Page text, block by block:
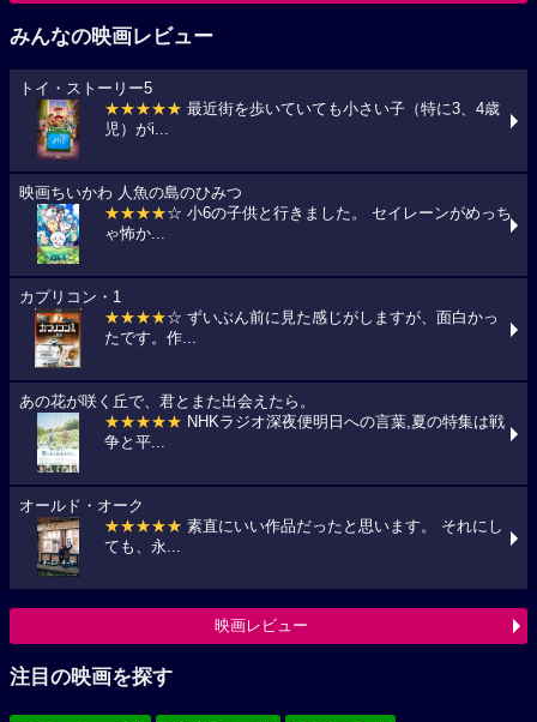
みんなの映画レビュー
トイ・ストーリー5
★★★★★ 最近街を歩いていても小さい子（特に3、4歳
児）がi...
映画ちいかわ 人魚の島のひみつ
★★★★☆ 小6の子供と行きました。 セイレーンがめっち
ゃ怖か...
カプリコン・1
★★★★☆ ずいぶん前に見た感じがしますが、面白かっ
たです。作...
あの花が咲く丘で、君とまた出会えたら。
★★★★★ NHKラジオ深夜便明日への言葉,夏の特集は戦
争と平...
オールド・オーク
★★★★★ 素直にいい作品だったと思います。 それにし
ても、永...
映画レビュー
注目の映画を探す